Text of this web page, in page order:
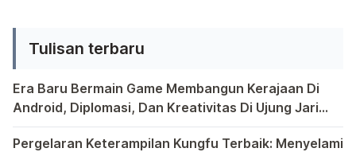
menjadi langkah pertama dalam
tersebut. Mengungkap IP Address
CCTV di Android Mengapa […]
Tulisan terbaru
Era Baru Bermain Game Membangun Kerajaan Di
Android, Diplomasi, Dan Kreativitas Di Ujung Jari
Anda
Bermain game di platform Android telah menjadi bagian
Pergelaran Keterampilan Kungfu Terbaik: Menyelami